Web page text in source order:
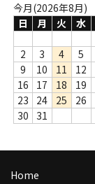
Webのみ no.2
Webのみ no.3
Webのみ no.4
売り切れ
今月(2026年8月)
日
月 火 水
2
3 4 5
9
10 11 12
16
17 18 19
23
24 25 26
30
31
Home